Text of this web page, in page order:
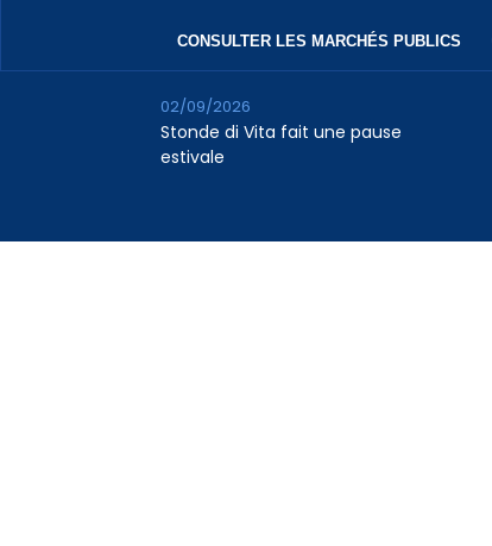
CONSULTER LES MARCHÉS PUBLICS
Stonde di Vita fait une pause
estivale
02/09/2026